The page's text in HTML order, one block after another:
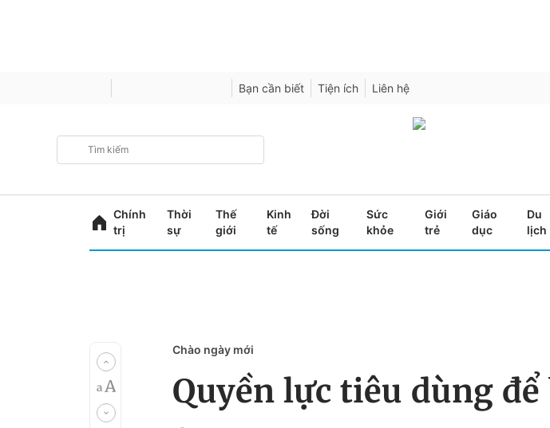
Bạn cần biết Tiện ích Liên hệ
Chính
trị
Thời
sự
Thế
giới
Kinh
tế
Đời
sống
Sức
khỏe
Giới
trẻ
Giáo
dục
Du
lịch
Chào ngày mới
Quyền lực tiêu dùng để